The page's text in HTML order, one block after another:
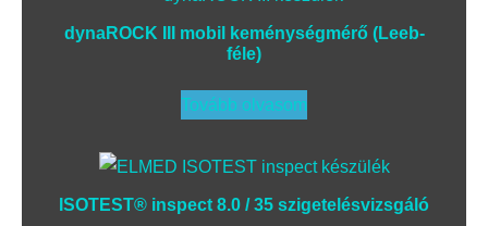
dynaROCK III mobil keménységmérő (Leeb-
féle)
Tovább olvasom
ISOTEST® inspect 8.0 / 35 szigetelésvizsgáló